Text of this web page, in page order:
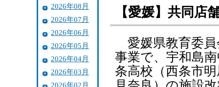
2026年08月
2026年07月
2026年06月
2026年05月
2026年04月
2026年03月
2026年02月
【愛媛】共同
愛媛県教育委員
事業で、宇和島
条高校（西条市